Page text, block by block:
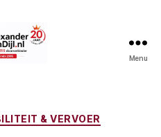
Menu
Categorieën
& VERVOER